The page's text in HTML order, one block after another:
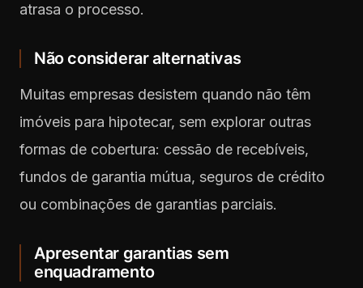
atrasa o processo.
Não considerar alternativas
Muitas empresas desistem quando não têm
imóveis para hipotecar, sem explorar outras
formas de cobertura: cessão de recebíveis,
fundos de garantia mútua, seguros de crédito
ou combinações de garantias parciais.
Apresentar garantias sem
enquadramento